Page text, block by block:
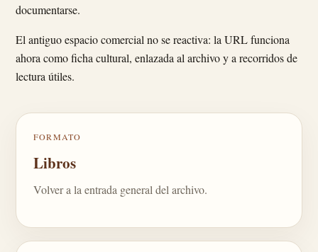
documentarse.
El antiguo espacio comercial no se reactiva: la URL funciona
ahora como ficha cultural, enlazada al archivo y a recorridos de
lectura útiles.
FORMATO
Libros
Volver a la entrada general del archivo.